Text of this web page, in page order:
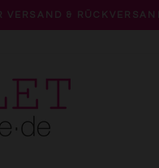
&